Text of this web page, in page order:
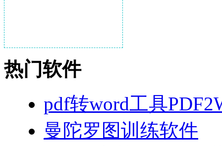
热门软件
pdf转word工具
曼陀罗图训练软件